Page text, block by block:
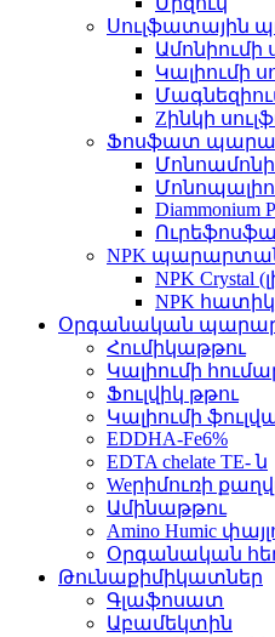
Սուլֆատային
Ամոնիումի
Կալիումի
Zինկի
Ֆոսֆատ
Diammonium
NPK
NPK Crystal
NPK
Օրգանական
Հումիկաթթու
Կալիումի
Ֆուլվիկ թթու
Կալիումի
EDDHA-Fe6%
EDTA chelate TE- ն
Weրիմուռի
Ամինաթթու
Amino Humic
Օրգանական
Թունաքիմիկատներ
Գլաֆոսատ
Աբամեկտին